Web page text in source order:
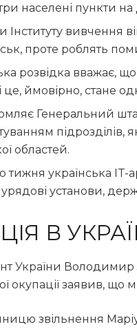
населені пункти
Інституту вивчення
проте роблять
розвідка вважає,
це, ймовірно, стане
Генеральний
підрозділів,
областей.
тижня українська IT-
установи,
В
України Володимир
окупації заявив, що
звільнення